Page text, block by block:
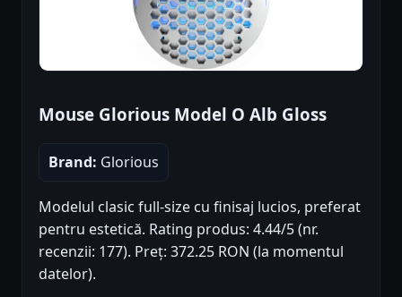
Mouse Glorious Model O Alb Gloss
Brand: Glorious
Modelul clasic full-size cu finisaj lucios, preferat
pentru estetică. Rating produs: 4.44/5 (nr.
recenzii: 177). Preț: 372.25 RON (la momentul
datelor).